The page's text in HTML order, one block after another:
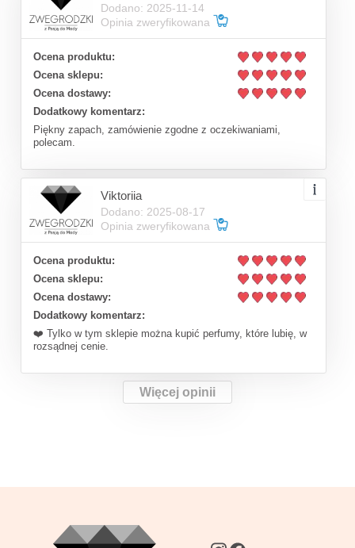
Dodano: 2025-11-14
Opinia zweryfikowana
Ocena produktu:
Ocena sklepu:
Ocena dostawy:
Dodatkowy komentarz:
Piękny zapach, zamówienie zgodne z oczekiwaniami,
polecam.
Viktoriia
Dodano: 2025-08-17
Opinia zweryfikowana
Ocena produktu:
Ocena sklepu:
Ocena dostawy:
Dodatkowy komentarz:
❤️ Tylko w tym sklepie można kupić perfumy, które lubię, w
rozsądnej cenie.
Więcej opinii